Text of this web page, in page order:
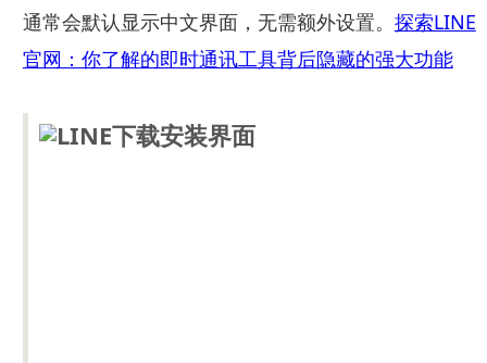
通常会默认显示中文界面，无需额外设置。 探索LINE
官网：你了解的即时通讯工具背后隐藏的强大功能